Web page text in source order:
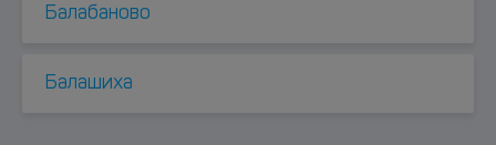
Балабаново
Балашиха